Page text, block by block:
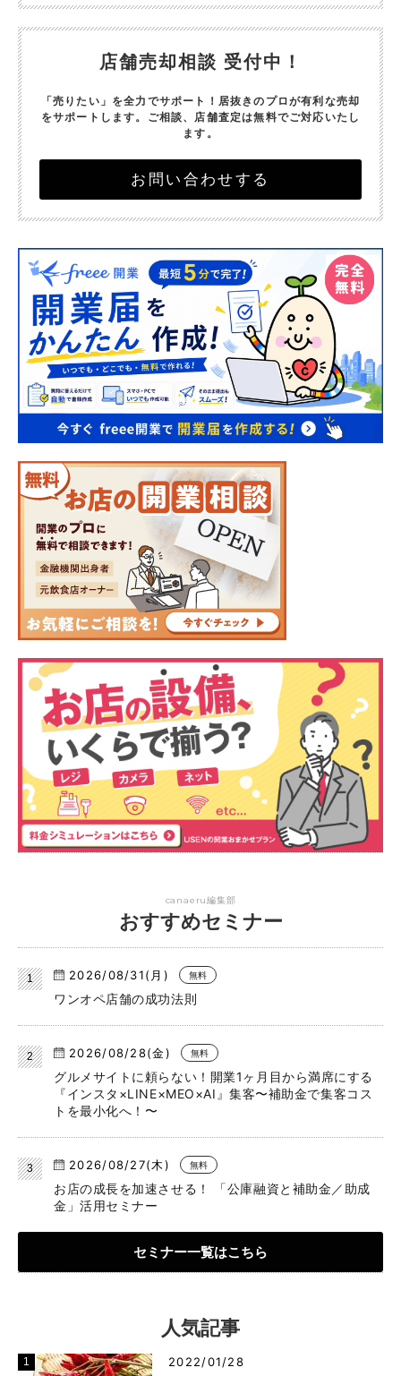
店舗売却相談 受付中！
「売りたい」を全力でサポート！ 居抜きのプロが有利な売却
をサポートします。 ご相談、店舗査定は無料でご対応いたし
ます。
お問い合わせする
canaeru編集部
おすすめセミナー
2026/08/31(月) 無料
ワンオペ店舗の成功法則
2026/08/28(金) 無料
グルメサイトに頼らない！開業1ヶ月目から満席にする
『インスタ×LINE×MEO×AI』集客〜補助金で集客コス
トを最小化へ！〜
2026/08/27(木) 無料
お店の成長を加速させる！ 「公庫融資と補助金／助成
金」活用セミナー
セミナー一覧はこちら
人気記事
2022/01/28